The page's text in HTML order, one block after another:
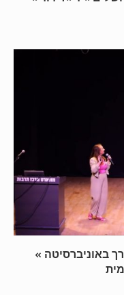
« בהירות יוצרת מציאות » יאנה זרך באוניברסיטה